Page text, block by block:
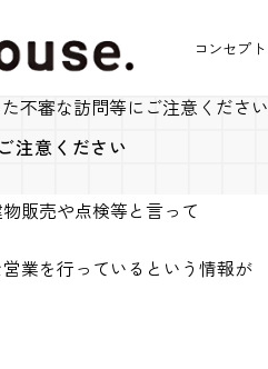
コンセプト
不審な訪問等にご注意ください
注意ください
販売や点検等と言って
業を行っているという情報が